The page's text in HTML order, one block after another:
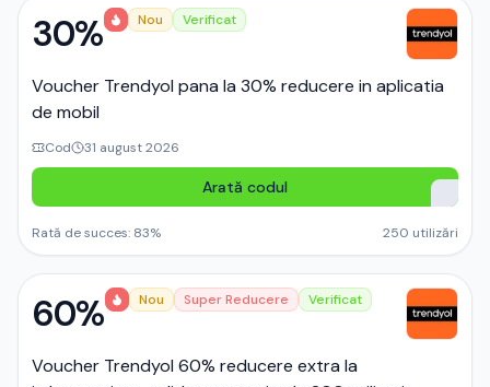
30% Nou Verificat
Voucher Trendyol pana la 30% reducere in aplicatia
de mobil
Cod 31 august 2026
Arată codul
Rată de succes: 83% 250 utilizări
60% Nou Super Reducere Verificat
Voucher Trendyol 60% reducere extra la